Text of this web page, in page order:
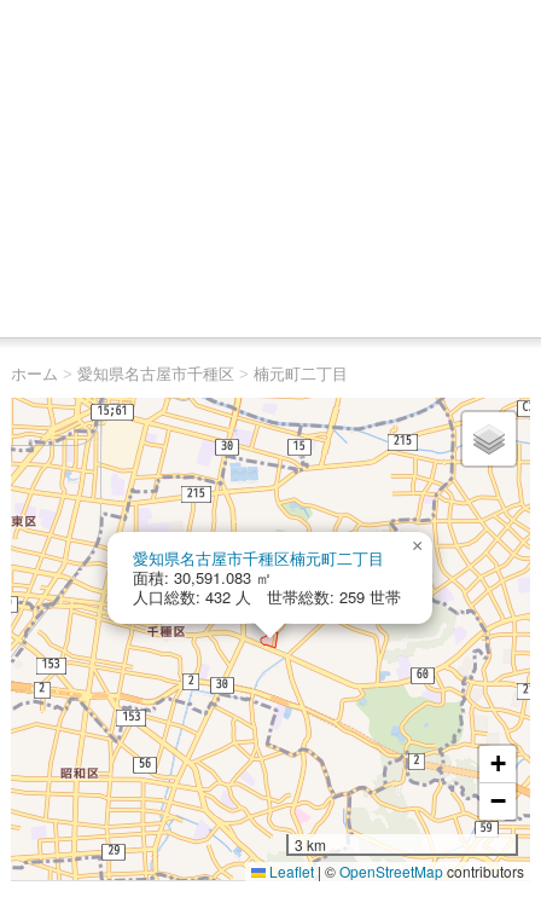
ホーム > 愛知県名古屋市千種区 > 楠元町二丁目
愛知県名古屋市千種区楠元町二丁目
面積: 30,591.083 ㎡
人口総数: 432 人 世帯総数: 259 世帯
×
+
−
3 km
Leaflet | ©OpenStreetMapcontributors